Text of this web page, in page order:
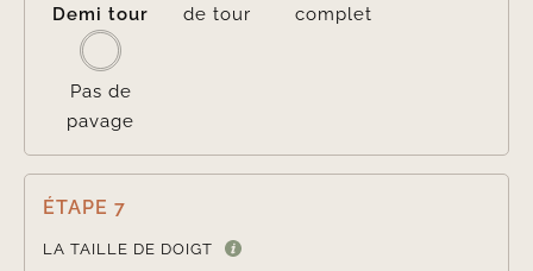
Demi tour
de tour
complet
Pas de
pavage
ÉTAPE 7
LA TAILLE DE DOIGT